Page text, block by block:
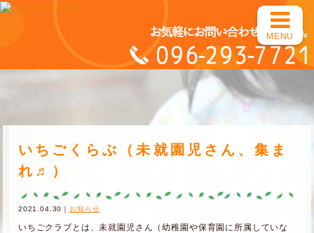
いちごくらぶ（未就園児さん、集ま
れ♬）
2021.04.30｜ お知らせ
いちごクラブとは、未就園児さん（幼稚園や保育園に所属していな
MENU